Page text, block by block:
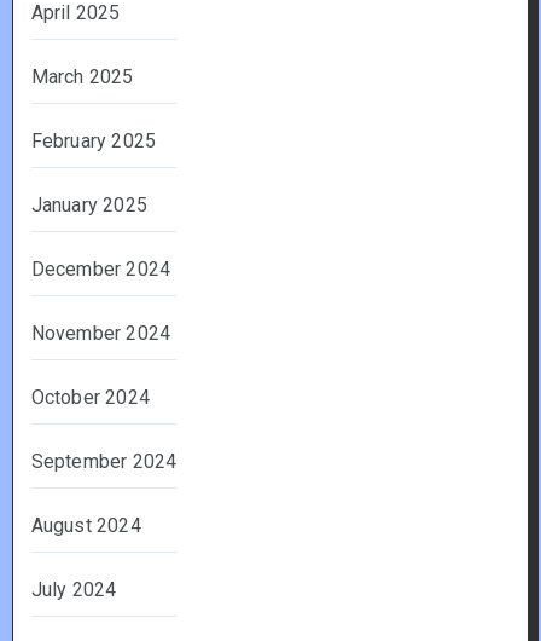
April 2025
March 2025
February 2025
January 2025
December 2024
November 2024
October 2024
September 2024
August 2024
July 2024